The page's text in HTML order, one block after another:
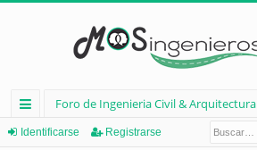
nl
Foro de Ingenieria Civil & Arquitectura
Identificarse Registrarse